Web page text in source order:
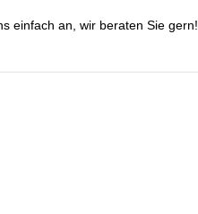
einfach an, wir beraten Sie gern!